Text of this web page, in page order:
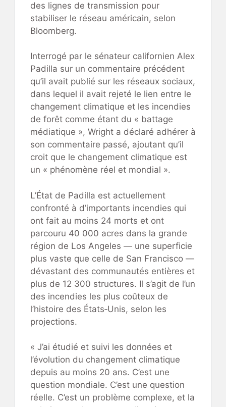
des lignes de transmission pour
stabiliser le réseau américain, selon
Bloomberg.
Interrogé par le sénateur californien Alex
Padilla sur un commentaire précédent
qu’il avait publié sur les réseaux sociaux,
dans lequel il avait rejeté le lien entre le
changement climatique et les incendies
de forêt comme étant du « battage
médiatique », Wright a déclaré adhérer à
son commentaire passé, ajoutant qu’il
croit que le changement climatique est
un « phénomène réel et mondial ».
L’État de Padilla est actuellement
confronté à d’importants incendies qui
ont fait au moins 24 morts et ont
parcouru 40 000 acres dans la grande
région de Los Angeles — une superficie
plus vaste que celle de San Francisco —
dévastant des communautés entières et
plus de 12 300 structures. Il s’agit de l’un
des incendies les plus coûteux de
l’histoire des États‑Unis, selon les
projections.
« J’ai étudié et suivi les données et
l’évolution du changement climatique
depuis au moins 20 ans. C’est une
question mondiale. C’est une question
réelle. C’est un problème complexe, et la